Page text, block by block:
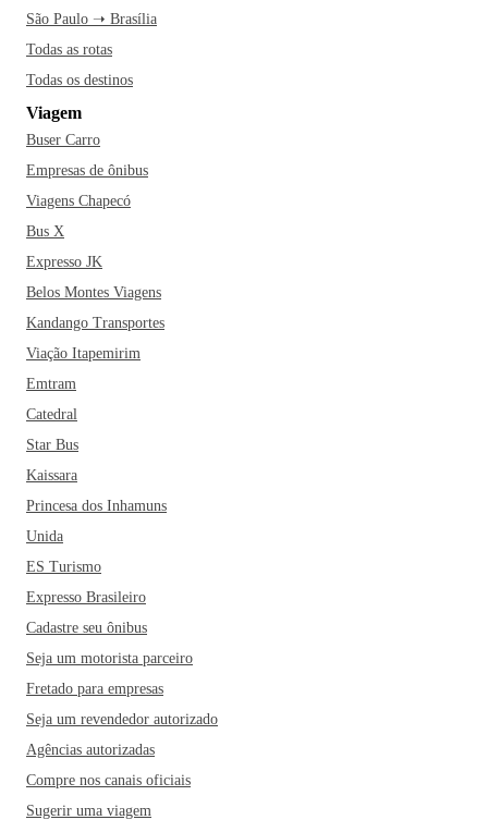
São Paulo ➝ Brasília
Todas as rotas
Todas os destinos
Viagem
Buser Carro
Empresas de ônibus
Viagens Chapecó
Bus X
Expresso JK
Belos Montes Viagens
Kandango Transportes
Viação Itapemirim
Emtram
Catedral
Star Bus
Kaissara
Princesa dos Inhamuns
Unida
ES Turismo
Expresso Brasileiro
Cadastre seu ônibus
Seja um motorista parceiro
Fretado para empresas
Seja um revendedor autorizado
Agências autorizadas
Compre nos canais oficiais
Sugerir uma viagem